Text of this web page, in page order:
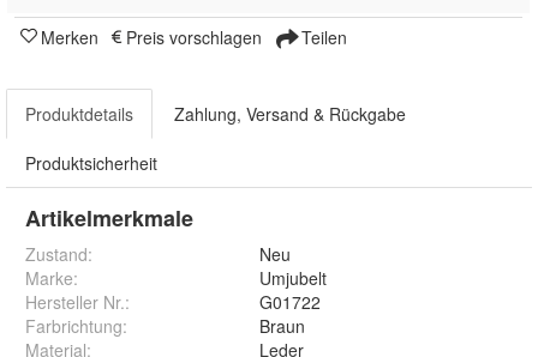
Merken Preis vorschlagen Teilen
Produktdetails Zahlung, Versand & Rückgabe
Produktsicherheit
Artikelmerkmale
Zustand:
Neu
Marke:
Umjubelt
Hersteller Nr.:
G01722
Farbrichtung:
Braun
Material:
Leder